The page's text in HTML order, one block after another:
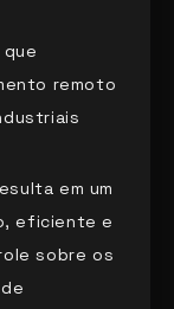
remoto
em um
eficiente e
sobre os